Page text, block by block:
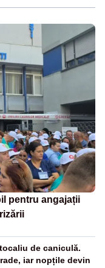
pentru angajații
de caniculă.
iar nopțile devin